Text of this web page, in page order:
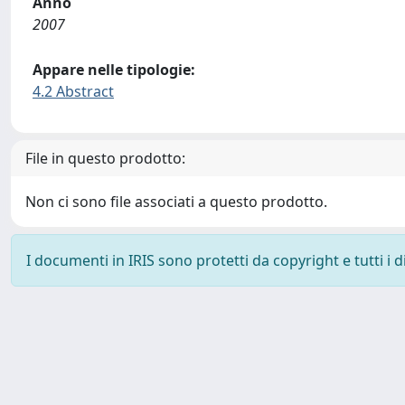
2007
Appare nelle tipologie:
4.2 Abstract
File in questo prodotto:
Non ci sono file associati a questo prodotto.
I documenti in IRIS sono protetti da copyright e tutti i